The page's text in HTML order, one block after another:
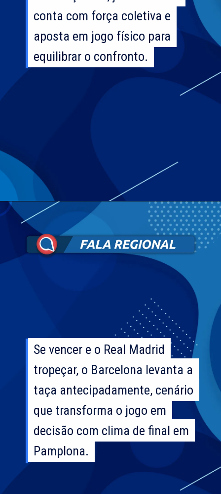
conta com força coletiva e
aposta em jogo físico para
equilibrar o confronto.
conta com força coletiva e
aposta em jogo físico para
equilibrar o confronto.
Se vencer e o Real Madrid
tropeçar, o Barcelona levanta a
taça antecipadamente, cenário
que transforma o jogo em
decisão com clima de final em
Pamplona.
Se vencer e o Real Madrid
tropeçar, o Barcelona levanta a
taça antecipadamente, cenário
que transforma o jogo em
decisão com clima de final em
Pamplona.